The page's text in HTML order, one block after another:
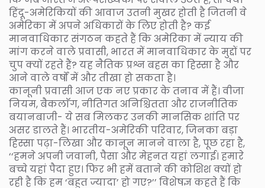
हिंदू-अमेरिकियों की आवाज उतनी मुखर होती है जितनी वे
अमेरिका में अपने अधिकारों के लिए होती है? कई
मानवाधिकार संगठन कहते हैं कि अमेरिका में न्याय की
मांग करने वाले प्रवासी, भारत में मानवाधिकार के मुद्दों पर
चुप क्यों रहते हैं? यह नैतिक प्रश्न बहस का हिस्सा है और
आने वाले वर्षों में और तीखा हो सकता है।
कानूनी प्रवासी आज एक नए प्रकार के तनाव में हैं। वीजा
नियम, बैकलाॅग, नीतिगत अनिश्चितता और राजनीतिक
बयानबाजी- ये सब मिलकर उनकी मानसिक शांति पर
असर डालते हैं। भारतीय-अमेरिकी परिवार, जिनका बड़ा
हिस्सा पढ़ा-लिखा और कानून मानने वाला है, पूछ रहा है,
‘‘हमने अपनी जवानी, पैसा और मेहनत यहां लगाई। हमारे
बच्चे यहां पैदा हुए। फिर भी हमें बताने की कोशिश क्यों हो
रही है कि हम ‘बहुत ज्यादा’ हो गए?’’ विशेषज्ञ कहते हैं कि